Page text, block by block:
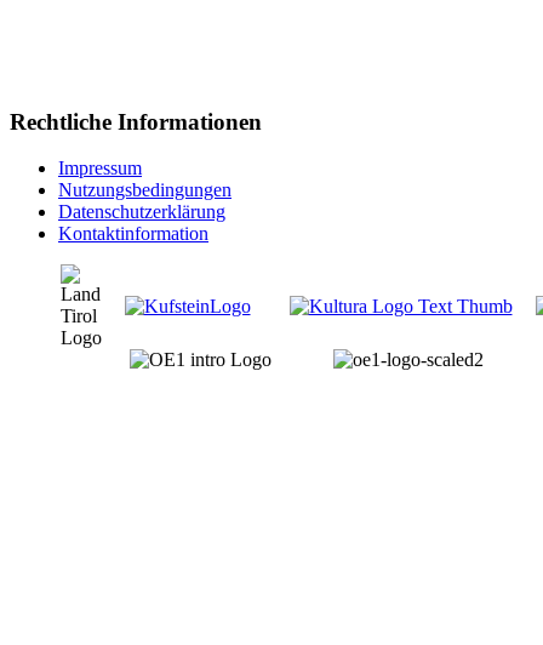
Rechtliche Informationen
Impressum
Nutzungsbedingungen
Datenschutzerklärung
Kontaktinformation